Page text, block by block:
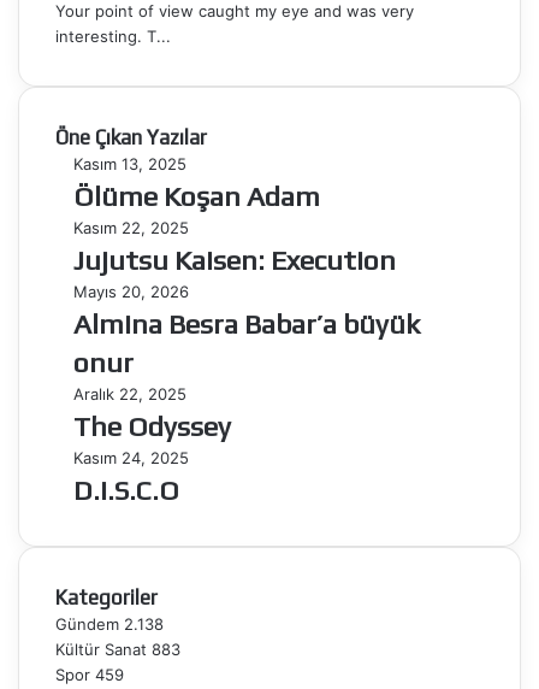
Your point of view caught my eye and was very
interesting. T...
Öne Çıkan Yazılar
Ölüme
Koşan
Kasım 13, 2025
Ölüme Koşan Adam
Jujutsu
Kaisen:
Execution
Kasım 22, 2025
Jujutsu Kaisen: Execution
Almina
Besra
büyük
onur
Mayıs 20, 2026
Almina Besra Babar’a büyük
onur
The
Odyssey
Aralık 22, 2025
The Odyssey
D.I.S.C.O
Kasım 24, 2025
D.I.S.C.O
Kategoriler
Gündem 2.138
Kültür Sanat 883
Spor 459